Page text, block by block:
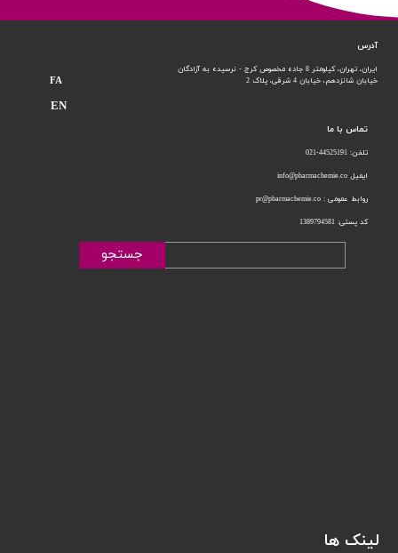
تماس با ما
تلفن: 44525191-021
ایمیل info@pharmachemie.co
روابط عمومی : pr@pharmachemie.co
کد پستی: 1389794581
آدرس
ایران، تهران، کیلومتر 8 جاده مخصوص کرج - نرسیده به آزادگان
خیابان شانزدهم، خیابان 4 شرقی، پلاک 2
جستجو
لینک ها
FA